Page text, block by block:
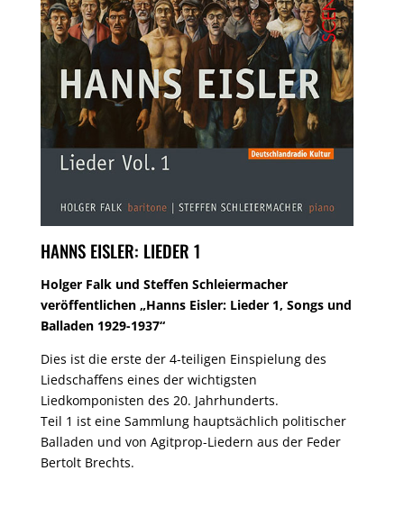
HANNS EISLER: LIEDER 1
Holger Falk und Steffen Schleiermacher
veröffentlichen „Hanns Eisler: Lieder 1, Songs und
Balladen 1929-1937“
Dies ist die erste der 4-teiligen Einspielung des
Liedschaffens eines der wichtigsten
Liedkomponisten des 20. Jahrhunderts.
Teil 1 ist eine Sammlung hauptsächlich politischer
Balladen und von Agitprop-Liedern aus der Feder
Bertolt Brechts.